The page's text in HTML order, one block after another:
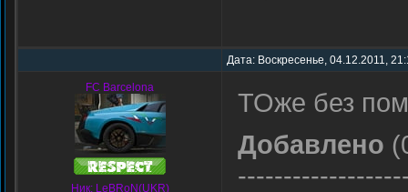
Дата: Воскресенье, 04.12.2011,
FC Barcelona
Ник: LeBRoN(UKR)
ТОже без
Добавлено